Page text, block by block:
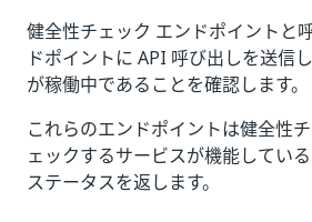
健全性チェック エンドポイントと
ドポイントに API 呼び出しを送信
が稼働中であることを確認します。
これらのエンドポイントは健全性
ェックするサービスが機能してい
ステータスを返します。